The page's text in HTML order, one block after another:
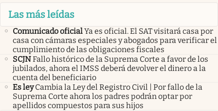
Las más leídas
Comunicado oficialYa es oficial. El SAT visitará casa por
casa con cámaras especiales y abogados para verificar el
cumplimiento de las obligaciones fiscales
SCJNFallo histórico de la Suprema Corte a favor de los
jubilados, ahora el IMSS deberá devolver el dinero a la
cuenta del beneficiario
Es ley Cambia la Ley del Registro Civil | Por fallo de la
Suprema Corte ahora los padres podrán optar por
apellidos compuestos para sus hijos